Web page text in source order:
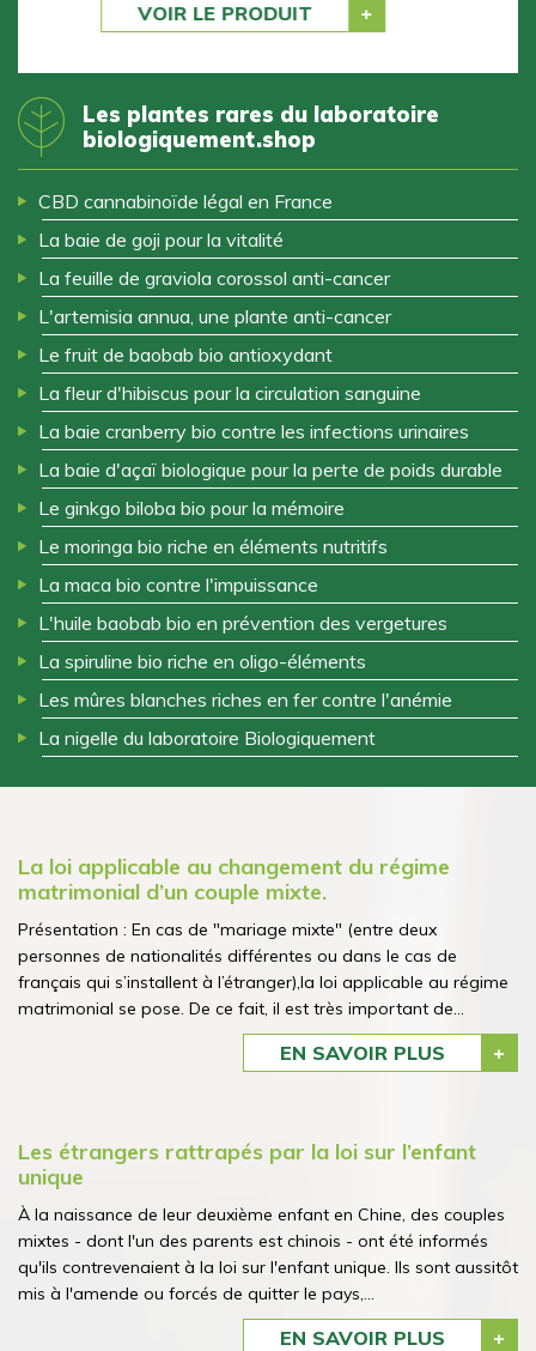
La loi applicable au changement du régime
matrimonial d’un couple mixte.
Présentation : En cas de "mariage mixte" (entre deux
personnes de nationalités différentes ou dans le cas de
français qui s’installent à l’étranger),la loi applicable au régime
matrimonial se pose. De ce fait, il est très important de...
EN SAVOIR PLUS
Les étrangers rattrapés par la loi sur l’enfant
unique
À la naissance de leur deuxième enfant en Chine, des couples
mixtes - dont l'un des parents est chinois - ont été informés
qu'ils contrevenaient à la loi sur l'enfant unique. Ils sont aussitôt
mis à l'amende ou forcés de quitter le pays,...
EN SAVOIR PLUS
VOIR LE PRODUIT
Les plantes rares du laboratoire
biologiquement.shop
CBD cannabinoïde légal en France
La baie de goji pour la vitalité
La feuille de graviola corossol anti-cancer
L'artemisia annua, une plante anti-cancer
Le fruit de baobab bio antioxydant
La fleur d'hibiscus pour la circulation sanguine
La baie cranberry bio contre les infections urinaires
La baie d'açaï biologique pour la perte de poids durable
Le ginkgo biloba bio pour la mémoire
Le moringa bio riche en éléments nutritifs
La maca bio contre l'impuissance
L'huile baobab bio en prévention des vergetures
La spiruline bio riche en oligo-éléments
Les mûres blanches riches en fer contre l'anémie
La nigelle du laboratoire Biologiquement